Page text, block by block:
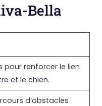
Bella
pour renforcer le lien
et le chien.
d’obstacles